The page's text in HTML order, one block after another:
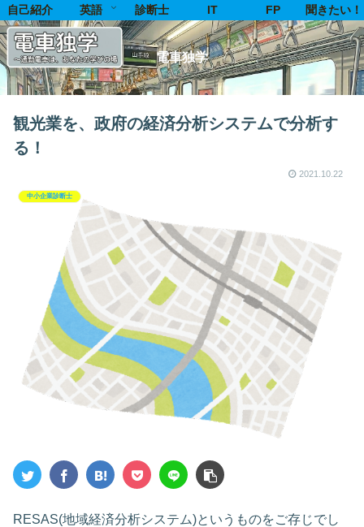
電車独学
自己紹介 英語 診断士 IT FP 聞きたい！
観光業を、政府の経済分析システムで分析す
る！
2021.10.22
中小企業診断士
RESAS(地域経済分析システム)というものをご存じでし